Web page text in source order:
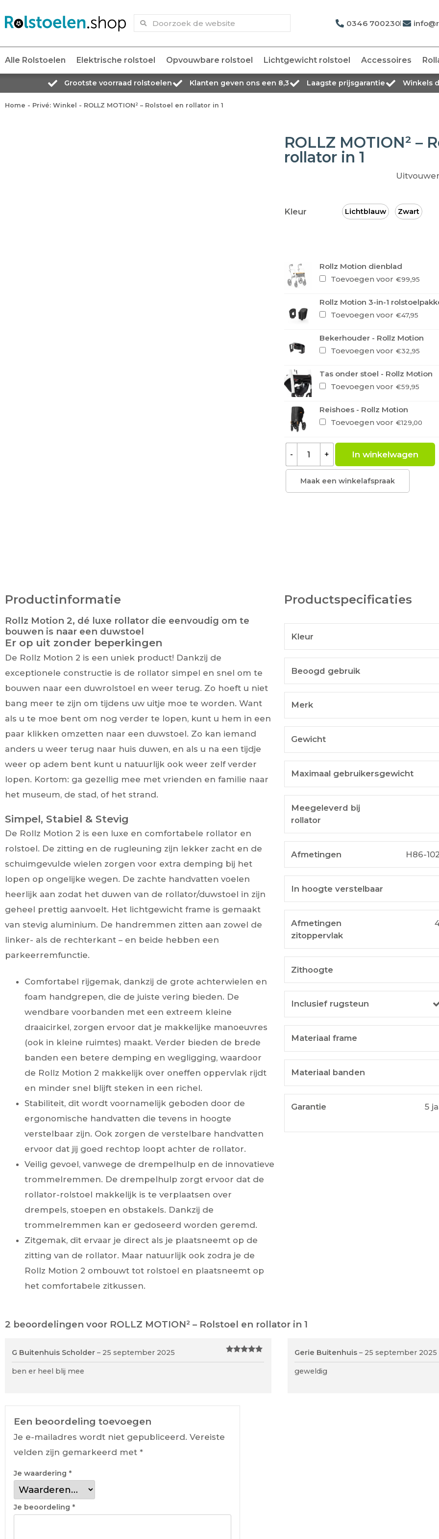
0346 700230
Alle Rolstoelen Elektrische rolstoel Opvouwbare rolstoel Lichtgewicht rolstoel Accessoires
Grootste voorraad rolstoelen Klanten geven ons een 8,3 Laagste prijsgarantie Winkels
Home - Privé: Winkel - ROLLZ MOTION² – Rolstoel en rollator in 1
ROLLZ MOTION² –
rollator in 1
Kleur Lichtblauw Zwart
Rollz Motion dienblad
Toevoegen voor €99,95
Rollz Motion 3-in-1
Toevoegen voor €47,95
Bekerhouder - Rollz Motion
Toevoegen voor €32,95
Tas onder stoel - Rollz Motion
Toevoegen voor €59,95
Reishoes - Rollz Motion
Toevoegen voor €129,00
- + In winkelwagen
Maak een winkelafspraak
Productinformatie
Rollz Motion 2, dé luxe rollator die eenvoudig om te
bouwen is naar een duwstoel
Er op uit zonder beperkingen
De Rollz Motion 2 is een uniek product! Dankzij de
exceptionele constructie is de rollator simpel en snel om te
bouwen naar een duwrolstoel en weer terug. Zo hoeft u niet
bang meer te zijn om tijdens uw uitje moe te worden. Want
als u te moe bent om nog verder te lopen, kunt u hem in een
paar klikken omzetten naar een duwstoel. Zo kan iemand
anders u weer terug naar huis duwen, en als u na een tijdje
weer op adem bent kunt u natuurlijk ook weer zelf verder
lopen. Kortom: ga gezellig mee met vrienden en familie naar
het museum, de stad, of het strand.
Simpel, Stabiel & Stevig
De Rollz Motion 2 is een luxe en comfortabele rollator en
rolstoel. De zitting en de rugleuning zijn lekker zacht en de
schuimgevulde wielen zorgen voor extra demping bij het
lopen op ongelijke wegen. De zachte handvatten voelen
heerlijk aan zodat het duwen van de rollator/duwstoel in zijn
geheel prettig aanvoelt. Het lichtgewicht frame is gemaakt
van stevig aluminium. De handremmen zitten aan zowel de
linker- als de rechterkant – en beide hebben een
parkeerremfunctie.
Comfortabel rijgemak, dankzij de grote achterwielen en
foam handgrepen, die de juiste vering bieden. De
wendbare voorbanden met een extreem kleine
draaicirkel, zorgen ervoor dat je makkelijke manoeuvres
(ook in kleine ruimtes) maakt. Verder bieden de brede
banden een betere demping en wegligging, waardoor
de Rollz Motion 2 makkelijk over oneffen oppervlak rijdt
en minder snel blijft steken in een richel.
Stabiliteit, dit wordt voornamelijk geboden door de
ergonomische handvatten die tevens in hoogte
verstelbaar zijn. Ook zorgen de verstelbare handvatten
ervoor dat jij goed rechtop loopt achter de rollator.
Veilig gevoel, vanwege de drempelhulp en de innovatieve
trommelremmen. De drempelhulp zorgt ervoor dat de
rollator-rolstoel makkelijk is te verplaatsen over
drempels, stoepen en obstakels. Dankzij de
trommelremmen kan er gedoseerd worden geremd.
Zitgemak, dit ervaar je direct als je plaatsneemt op de
zitting van de rollator. Maar natuurlijk ook zodra je de
Rollz Motion 2 ombouwt tot rolstoel en plaatsneemt op
het comfortabele zitkussen.
Productspecificaties
Kleur
Beoogd gebruik
Merk
Gewicht
Maximaal gebruikersgewicht
Meegeleverd bij
rollator
Afmetingen H86-
In hoogte verstelbaar
Afmetingen
zitoppervlak
Zithoogte
Inclusief rugsteun
Materiaal frame
Materiaal banden
Garantie
5
2 beoordelingen voor ROLLZ MOTION² – Rolstoel en rollator in 1
G Buitenhuis Scholder– 25 september 2025
ben er heel blij mee
Gerie Buitenhuis – 25 september 2025
geweldig
Een beoordeling toevoegen
Je e-mailadres wordt niet gepubliceerd. Vereiste
velden zijn gemarkeerd met *
Je waardering *
Je beoordeling *